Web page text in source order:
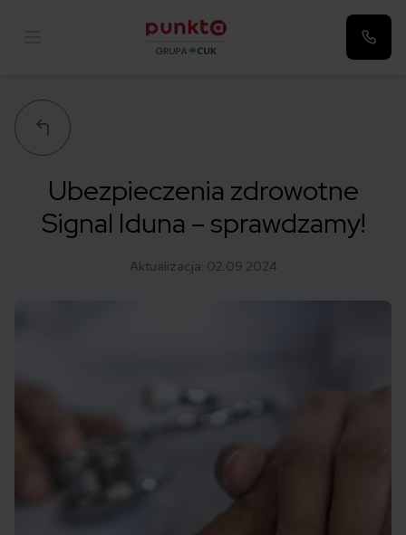
Ubezpieczenia zdrowotne
Signal Iduna – sprawdzamy!
Aktualizacja: 02.09.2024